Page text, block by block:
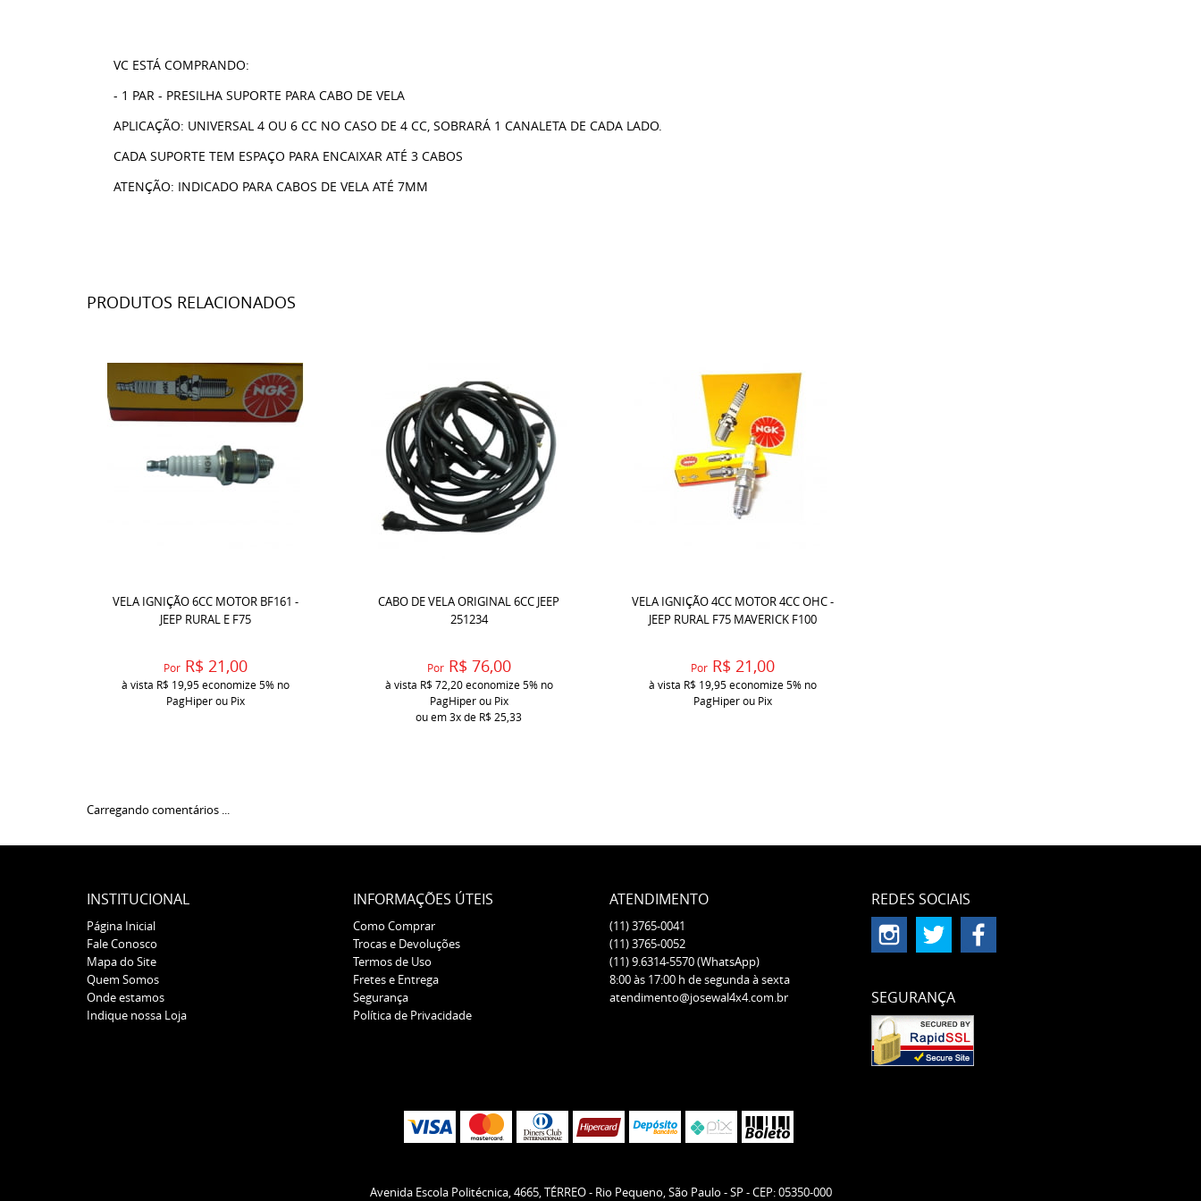
VC ESTÁ COMPRANDO:
- 1 PAR - PRESILHA SUPORTE PARA CABO DE VELA
APLICAÇÃO: UNIVERSAL 4 OU 6 CC NO CASO DE 4 CC, SOBRARÁ 1 CANALETA DE CADA LADO.
CADA SUPORTE TEM ESPAÇO PARA ENCAIXAR ATÉ 3 CABOS
ATENÇÃO: INDICADO PARA CABOS DE VELA ATÉ 7MM
PRODUTOS RELACIONADOS
VELA IGNIÇÃO 6CC MOTOR BF161 -
JEEP RURAL E F75
Por R$ 21,00
à vista R$ 19,95economize5% no
PagHiper ou Pix
CABO DE VELA ORIGINAL 6CC JEEP
251234
Por R$ 76,00
à vista R$ 72,20economize5% no
PagHiper ou Pix
ou em3xde R$ 25,33
VELA IGNIÇÃO 4CC MOTOR 4CC OHC -
JEEP RURAL F75 MAVERICK F100
Por R$ 21,00
à vista R$ 19,95economize5% no
PagHiper ou Pix
Carregando comentários ...
INSTITUCIONAL
Página Inicial
Fale Conosco
Mapa do Site
Quem Somos
Onde estamos
Indique nossa Loja
INFORMAÇÕES ÚTEIS
Como Comprar
Trocas e Devoluções
Termos de Uso
Fretes e Entrega
Segurança
Política de Privacidade
ATENDIMENTO
(11)3765-0041
(11)3765-0052
(11)9.6314-5570(WhatsApp)
8:00 às 17:00 h de segunda à sexta
atendimento@josewal4x4.com.br
REDES SOCIAIS
SEGURANÇA
Avenida Escola Politécnica, 4665, TÉRREO- Rio Pequeno, São Paulo -SP -CEP: 05350-000